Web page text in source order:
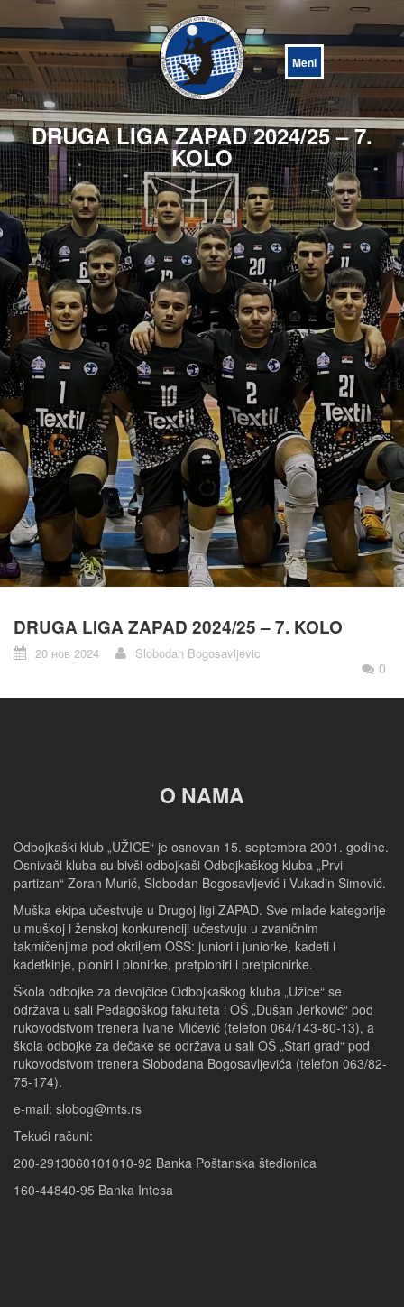
Open
Menu
DRUGA LIGA ZAPAD 2024/25 – 7.
KOLO
DRUGA LIGA ZAPAD 2024/25 – 7. KOLO
20 нов 2024 Slobodan Bogosavljevic
0
O NAMA
Odbojkaški klub „UŽICE“ je osnovan 15. septembra 2001. godine.
Osnivači kluba su bivši odbojkaši Odbojkaškog kluba „Prvi
partizan“ Zoran Murić, Slobodan Bogosavljević i Vukadin Simović.
Muška ekipa učestvuje u Drugoj ligi ZAPAD. Sve mlađe kategorije
u muškoj i ženskoj konkurenciji učestvuju u zvaničnim
takmičenjima pod okriljem OSS: juniori i juniorke, kadeti i
kadetkinje, pioniri i pionirke, pretpioniri i pretpionirke.
Škola odbojke za devojčice Odbojkaškog kluba „Užice“ se
održava u sali Pedagoškog fakulteta i OŠ „Dušan Jerković“ pod
rukovodstvom trenera Ivane Mićević (telefon 064/143-80-13), a
škola odbojke za dečake se održava u sali OŠ „Stari grad“ pod
rukovodstvom trenera Slobodana Bogosavljevića (telefon 063/82-
75-174).
e-mail: slobog@mts.rs
Tekući računi:
200-2913060101010-92 Banka Poštanska štedionica
160-44840-95 Banka Intesa